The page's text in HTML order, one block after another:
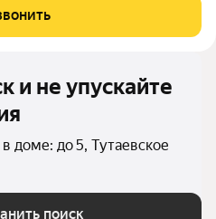
кв.м.на разные стороны дома.
и не упускайте
доме: до 5, Тутаевское
поиск